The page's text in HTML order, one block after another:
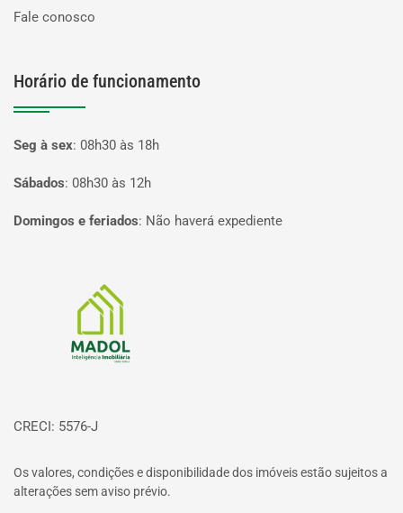
Fale conosco
Horário de funcionamento
Seg à sex: 08h30 às 18h
Sábados: 08h30 às 12h
Domingos e feriados: Não haverá expediente
CRECI: 5576-J
Os valores, condições e disponibilidade dos imóveis estão sujeitos a
alterações sem aviso prévio.